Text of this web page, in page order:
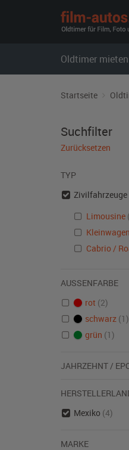
Oldtimer mieten
Startseite
Suchfilter
Zurücksetzen
TYP
Zivilfahrzeuge
Limousine
Kleinwagen
Cabrio /
AUSSENFARBE
rot (2)
schwarz (1)
grün (1)
JAHRZEHNT /
Mexiko (4)
MARKE